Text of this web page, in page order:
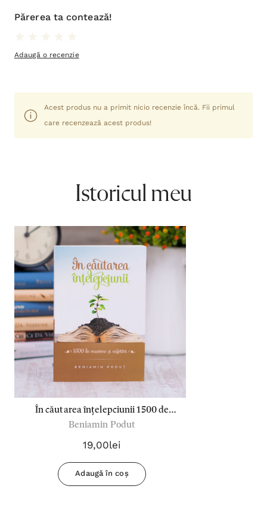
Părerea ta contează!
Adaugă o recenzie
Acest produs nu a primit nicio recenzie încă. Fii primul
care recenzează acest produs!
Istoricul meu
În căutarea înțelepciunii 1500 de
maxime și cugetări - B.Podut
Beniamin Podut
19,00lei
Adaugă în coș